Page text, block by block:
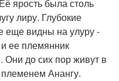
ярость была столь
лиру. Глубокие
еще видны на улуру -
ее племянник
Они до сих пор живут в
Анангу.